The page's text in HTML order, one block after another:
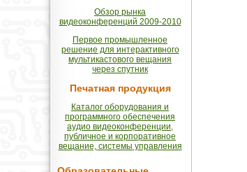
Обзор рынка
видеоконференций 2009-2010
Первое промышленное
решение для интерактивного
мультикастового вещания
через спутник
Печатная продукция
Каталог оборудования и
программного обеспечения
аудио видеоконференции,
публичное и корпоративное
вещание, системы управления